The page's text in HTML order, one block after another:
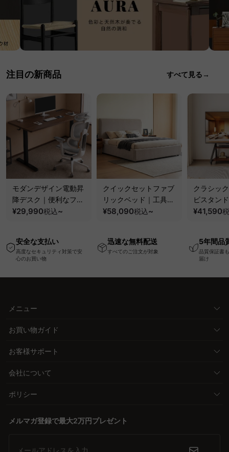
注目の新商品 すべて見る→
モダンデザイン電動昇
降デスク｜便利なフッ
ク・コンセント・
ー機能搭載ワークデス
ク
¥29,990税込~
クイックセットファブ
リックベッド｜工具不
要で組み立てられるク
¥58,090税込~
クラシッ
ビスタン
100kgの
¥41,590
安全な支払い
高度なセキュリティ対策で安
心のお買い物
迅速な無料配送
すべてのご注文が対象
5年間品
品質保証書
届け
メニュー
お買い物ガイド
お客様サポート
会社について
ポリシー
メルマガ登録で最大2万円プレゼント
メールアドレスを入力